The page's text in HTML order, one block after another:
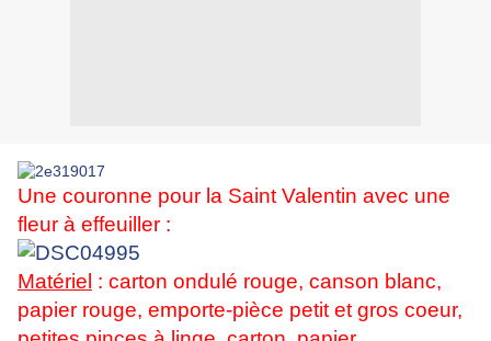
Une couronne pour la Saint Valentin avec une
fleur à effeuiller :
Matériel : carton ondulé rouge, canson blanc,
papier rouge, emporte-pièce petit et gros coeur,